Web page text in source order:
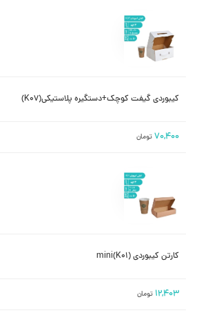
کیبوردی گیفت کوچک+دستگیره پلاستیکی(K07)
۷۰,۴۰۰تومان
کارتن کیبوردی mini(K01)
۱۲,۴۰۳ تومان